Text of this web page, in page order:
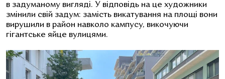
в задуманому вигляді. У відповідь на це художники
змінили свій задум: замість викатування на площі вони
вирушили в район навколо кампусу, викочуючи
гігантське яйце вулицями.